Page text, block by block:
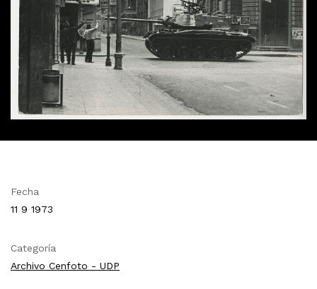
Fecha
11 9 1973
Categoría
Archivo Cenfoto - UDP